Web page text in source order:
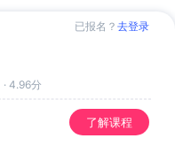
已报名？ 去登录
· 4.96分
了解课程